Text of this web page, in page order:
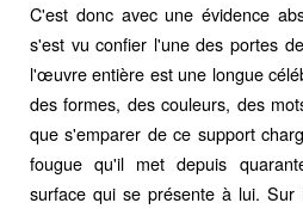
C'est donc avec une évidence
s'est vu confier l'une des portes
l'œuvre entière est une longue
des formes, des couleurs, des
que s'emparer de ce support
fougue qu'il met depuis
surface qui se présente à lui.